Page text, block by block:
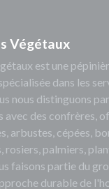
Végétaux
est une
dans les
nous distinguons
avec des confrères,
arbustes, cépées,
palmiers,
faisons partie du
durable de